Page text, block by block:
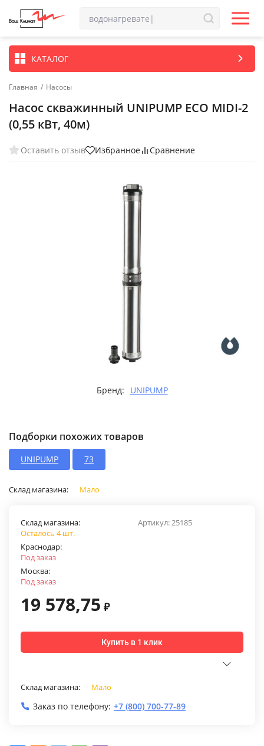
КАТАЛОГ
Главная / Насосы
Насос скважинный UNIPUMP ECO MIDI-2
(0,55 кВт, 40м)
Оставить отзыв Избранное Сравнение
Бренд: UNIPUMP
Подборки похожих товаров
UNIPUMP 73
Склад магазина: Мало
Артикул:25185
Склад магазина:
Осталось 4 шт.
Краснодар:
Под заказ
Москва:
Под заказ
19 578,75 ₽
Купить в 1 клик
Склад магазина: Мало
Заказ по телефону: +7 (800) 700-77-89